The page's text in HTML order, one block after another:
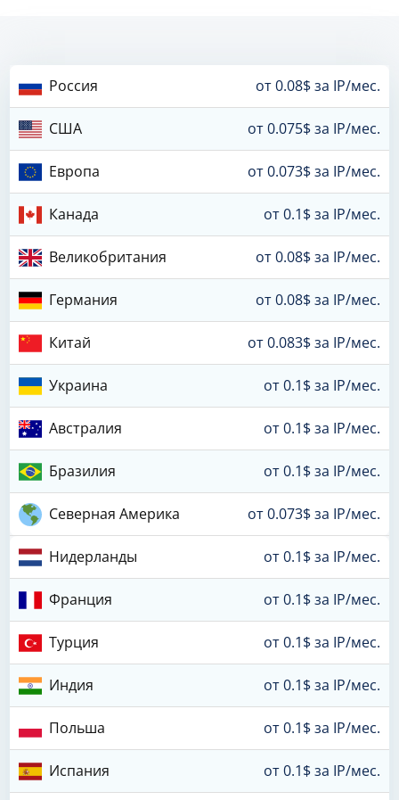
Россия от 0.08$ за IP/мес.
США от 0.075$ за IP/мес.
Европа от 0.073$ за IP/мес.
Канада от 0.1$ за IP/мес.
Великобритания от 0.08$ за IP/мес.
Германия от 0.08$ за IP/мес.
Китай от 0.083$ за IP/мес.
Украина от 0.1$ за IP/мес.
Австралия от 0.1$ за IP/мес.
Бразилия от 0.1$ за IP/мес.
Северная Америка от 0.073$ за IP/мес.
Нидерланды от 0.1$ за IP/мес.
Франция от 0.1$ за IP/мес.
Турция от 0.1$ за IP/мес.
Индия от 0.1$ за IP/мес.
Польша от 0.1$ за IP/мес.
Испания от 0.1$ за IP/мес.